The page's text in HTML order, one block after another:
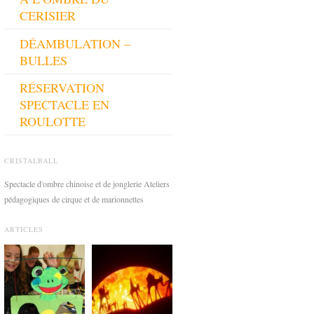
CERISIER
DÉAMBULATION –
BULLES
RÉSERVATION
SPECTACLE EN
ROULOTTE
CRISTALBALL
Spectacle d'ombre chinoise et de jonglerie Ateliers
pédagogiques de cirque et de marionnettes
ARTICLES